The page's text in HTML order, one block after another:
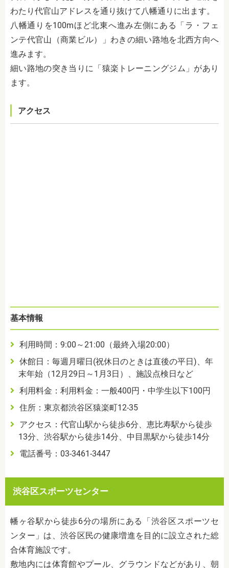
わたり代官山アドレスを通り抜けて八幡通りに出ます。
八幡通りを100mほど北東へ進み左側にある「ラ・フェ
ンテ代官山（商業ビル）」わきの細い路地を北西方向へ
進みます。
細い路地の突き当りに「猿楽トレーニングジム」があり
ます。
アクセス
基本情報
利用時間： 9:00 ～21:00 （最終入場20:00）
休館日：毎週月曜日 (祝休日のときは直後の平日 )、年
末年始（12月 29 日～ 1 月 3 日）、施設点検日など
利用料金：利用料金：一般400円・中学生以下100円
住所：東京都渋谷区猿楽町12-35
アクセス：代官山駅から徒歩6分、恵比寿駅から徒歩
13分、渋谷駅から徒歩14分、中目黒駅から徒歩14分
電話番号： 03-3461-3447
渋谷区スポーツセンター
幡ヶ谷駅から徒歩6分の場所にある「渋谷区スポーツセ
ンター」は、渋谷区民の健康増進を目的に設立された総
合体育施設です。
敷地内には体育館やプール、グラウンドなどがあり、朝